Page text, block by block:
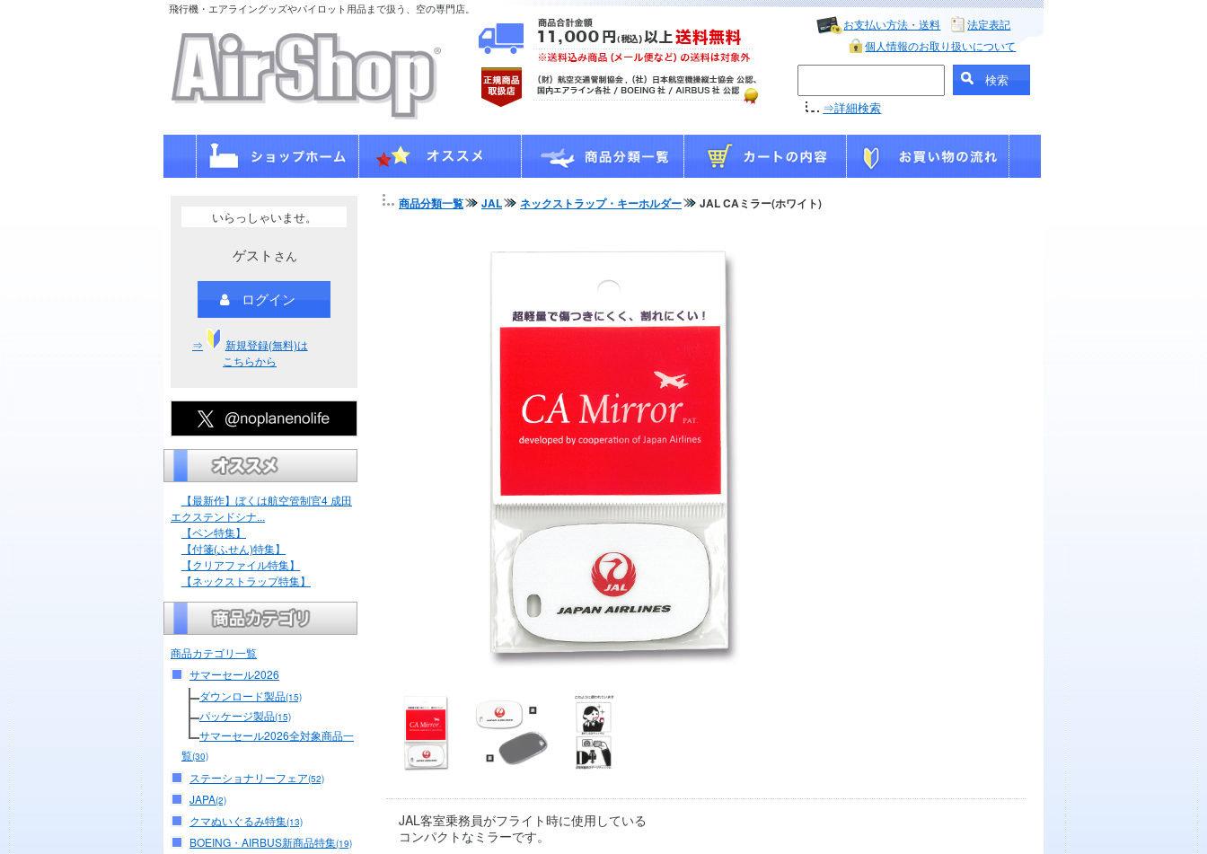
飛行機・エアライングッズやパイロット用品まで扱う、空の専門店。
お支払い方法・送料
法定表記
個人情報のお取り扱いについて
⇒詳細検索
いらっしゃいませ。
ゲスト さん
ログイン
⇒
新規登録(無料)は
こちらから
【最新作】ぼくは航空管制官4 成田
エクステンドシナ...
【ペン特集】
【付箋(ふせん)特集】
【クリアファイル特集】
【ネックストラップ特集】
商品カテゴリ一覧
サマーセール2026
ダウンロード製品(15)
パッケージ製品(15)
サマーセール2026全対象商品一
覧(30)
ステーショナリーフェア(52)
JAPA(2)
クマぬいぐるみ特集(13)
BOEING・AIRBUS新商品特集(19)
商品分類一覧 JAL ネックストラップ・キーホルダー JAL CAミラー(ホワイト)
JAL客室乗務員がフライト時に使用している
コンパクトなミラーです。